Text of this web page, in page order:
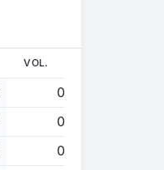
VOL.
0
0
0